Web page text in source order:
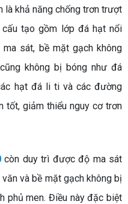
là khả năng chống trơn trượt
tạo gồm lớp đá hạt nổi
sát, bề mặt gạch không
không bị bóng như đá
hạt đá li ti và các đường
tốt, giảm thiểu nguy cơ trơn
còn duy trì được độ ma sát
và bề mặt gạch không bị
phủ men. Điều này đặc biệt